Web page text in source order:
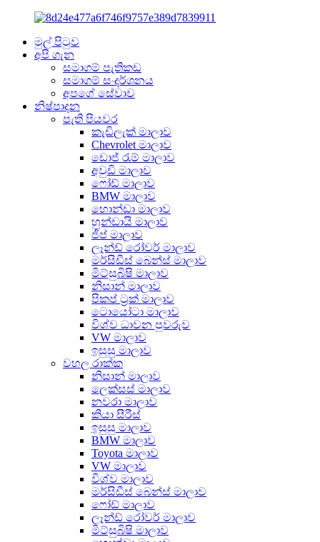
මුල් පිටුව
අපි ගැන
සමාගම් පැතිකඩ
සමාගම් සංදර්ශනය
අපගේ සේවාව
නිෂ්පාදන
පැති පියවර
කැඩිලැක් මාලාව
Chevrolet මාලාව
ඩොජ් රැම් මාලාව
අවුඩි මාලාව
ෆෝඩ් මාලාව
BMW මාලාව
හොන්ඩා මාලාව
හුන්ඩායි මාලාව
ජීප් මාලාව
ලෑන්ඩ් රෝවර් මාලාව
මර්සිඩීස් බෙන්ස් මාලාව
මිට්සුබිෂි මාලාව
නිසාන් මාලාව
පිකප් ට්‍රක් මාලාව
ටොයෝටා මාලාව
විශ්ව ධාවන පුවරුව
VW මාලාව
ඉසුසු මාලාව
වහල රාක්ක
නිසාන් මාලාව
ලෙක්සස් මාලාව
නවරා මාලාව
කියා සීරීස්
ඉසුසු මාලාව
BMW මාලාව
Toyota මාලාව
VW මාලාව
විශ්ව මාලාව
මර්සිඩීස් බෙන්ස් මාලාව
ෆෝඩ් මාලාව
ලෑන්ඩ් රෝවර් මාලාව
මිට්සුබිෂි මාලාව